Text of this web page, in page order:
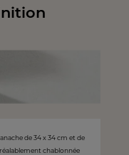
de 34 x 34 cm et de
chablonnée